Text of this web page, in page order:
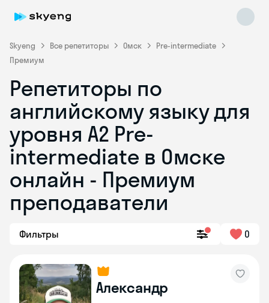
Skyeng Все репетиторы Омск
Pre-intermediate
Премиум
Репетиторы по
английскому языку для
уровня A2 Pre-
intermediate в Омске
онлайн - Премиум
преподаватели
Фильтры 0
Александр
Skyeng Chat